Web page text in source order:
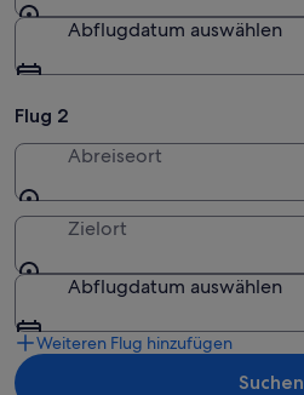
Abflugdatum auswählen
Flug 2
Abreiseort
Zielort
Abflugdatum auswählen
Weiteren Flug hinzufügen
Suchen